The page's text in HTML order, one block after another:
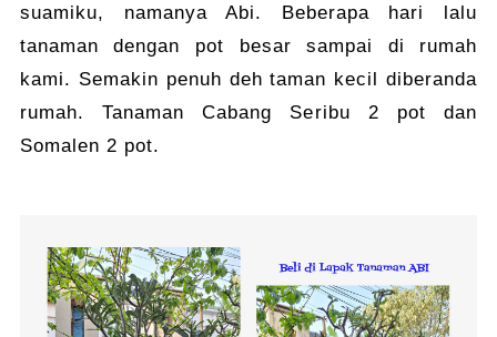
suamiku, namanya Abi. Beberapa hari lalu
tanaman dengan pot besar sampai di rumah
kami. Semakin penuh deh taman kecil diberanda
rumah. Tanaman Cabang Seribu 2 pot dan
Somalen 2 pot.